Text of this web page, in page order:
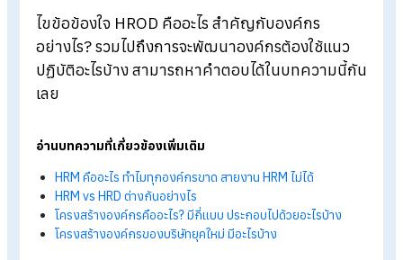
Blog > HROD คืออะไร สำคัญกับองค์กรอย่างไร?
ไขข้อข้องใจHROD คืออะไร สำคัญกับองค์กร
อย่างไร?รวมไปถึงการจะพัฒนาองค์กรต้องใช้แนว